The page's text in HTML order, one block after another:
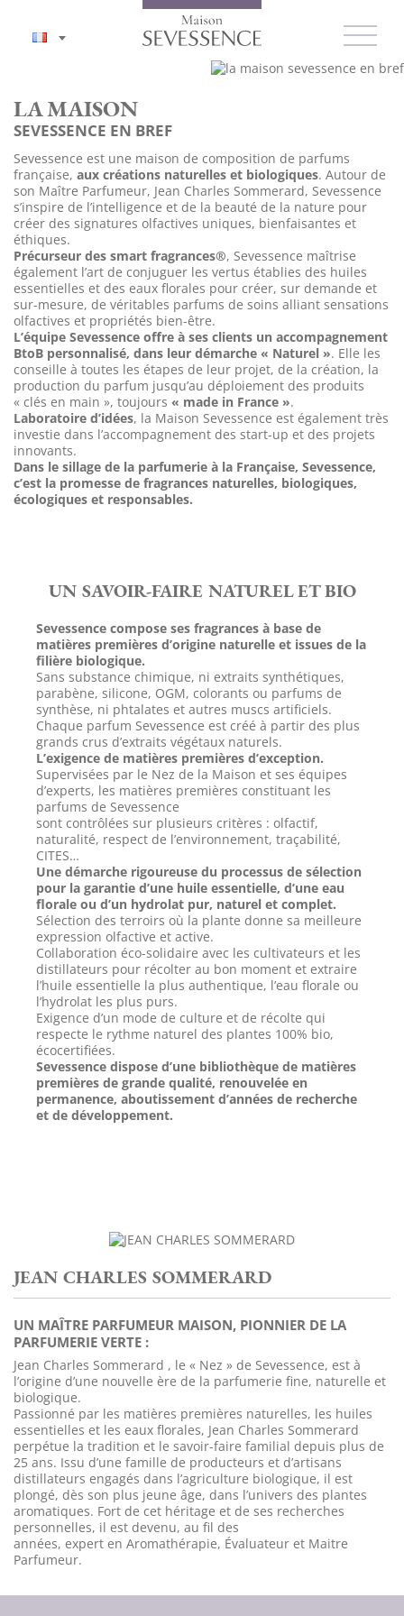
LA MAISON
SEVESSENCE EN BREF
Sevessence est une maison de composition de parfums
française, aux créations naturelles et biologiques. Autour de
son Maître Parfumeur, Jean Charles Sommerard, Sevessence
s’inspire de l’intelligence et de la beauté de la nature pour
créer des signatures olfactives uniques, bienfaisantes et
éthiques.
Précurseur des smart fragrances®, Sevessence maîtrise
également l’art de conjuguer les vertus établies des huiles
essentielles et des eaux florales pour créer, sur demande et
sur-mesure, de véritables parfums de soins alliant sensations
olfactives et propriétés bien-être.
L’équipe Sevessence offre à ses clients un accompagnement
BtoB personnalisé, dans leur démarche « Naturel ». Elle les
conseille à toutes les étapes de leur projet, de la création, la
production du parfum jusqu’au déploiement des produits
« clés en main », toujours « made in France ».
Laboratoire d’idées, la Maison Sevessence est également très
investie dans l’accompagnement des start-up et des projets
innovants.
Dans le sillage de la parfumerie à la Française, Sevessence,
c’est la promesse de fragrances naturelles, biologiques,
écologiques et responsables.
UN SAVOIR-FAIRE NATUREL ET BIO
Sevessence compose ses fragrances à base de
matières premières d’origine naturelle et issues de la
filière biologique.
Sans substance chimique, ni extraits synthétiques,
parabène, silicone, OGM, colorants ou parfums de
synthèse, ni phtalates et autres muscs artificiels.
Chaque parfum Sevessence est créé à partir des plus
grands crus d’extraits végétaux naturels.
L’exigence de matières premières d’exception.
Supervisées par le Nez de la Maison et ses équipes
d’experts, les matières premières constituant les
parfums de Sevessence
sont contrôlées sur plusieurs critères : olfactif,
naturalité, respect de l’environnement, traçabilité,
CITES…
Une démarche rigoureuse du processus de sélection
pour la garantie d’une huile essentielle, d’une eau
florale ou d’un hydrolat pur, naturel et complet.
Sélection des terroirs où la plante donne sa meilleure
expression olfactive et active.
Collaboration éco-solidaire avec les cultivateurs et les
distillateurs pour récolter au bon moment et extraire
l’huile essentielle la plus authentique, l’eau florale ou
l’hydrolat les plus purs.
Exigence d’un mode de culture et de récolte qui
respecte le rythme naturel des plantes 100% bio,
écocertifiées.
Sevessence dispose d’une bibliothèque de matières
premières de grande qualité, renouvelée en
permanence, aboutissement d’années de recherche
et de développement.
JEAN CHARLES SOMMERARD
UN MAÎTRE PARFUMEUR MAISON, PIONNIER DE LA
PARFUMERIE VERTE :
Jean Charles Sommerard , le « Nez » de Sevessence, est à
l’origine d’une nouvelle ère de la parfumerie fine, naturelle et
biologique.
Passionné par les matières premières naturelles, les huiles
essentielles et les eaux florales, Jean Charles Sommerard
perpétue la tradition et le savoir-faire familial depuis plus de
25 ans. Issu d’une famille de producteurs et d’artisans
distillateurs engagés dans l’agriculture biologique, il est
plongé, dès son plus jeune âge, dans l’univers des plantes
aromatiques. Fort de cet héritage et de ses recherches
personnelles, il est devenu, au fil des
années, expert en Aromathérapie, Évaluateur et Maitre
Parfumeur.